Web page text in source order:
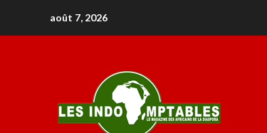
août 7, 2026